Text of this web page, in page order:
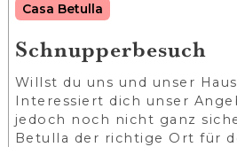
Casa Betulla
Schnupperbesuch
Willst du uns und unser
Interessiert dich unser
jedoch noch nicht ganz
Betulla der richtige Ort für